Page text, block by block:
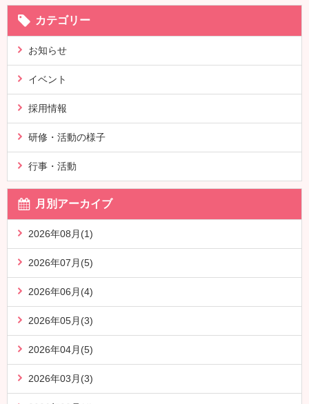
カテゴリー
お知らせ
イベント
採用情報
研修・活動の様子
行事・活動
月別アーカイブ
2026年08月(1)
2026年07月(5)
2026年06月(4)
2026年05月(3)
2026年04月(5)
2026年03月(3)